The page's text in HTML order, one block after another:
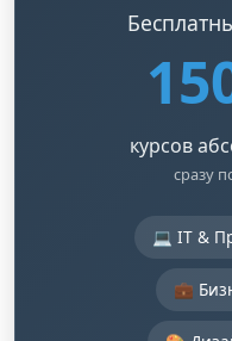
курсов
сразу
💻 IT &
💼